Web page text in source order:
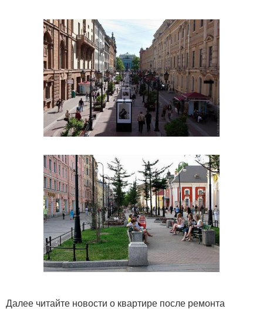
Далее читайте новости о квартире после ремонта